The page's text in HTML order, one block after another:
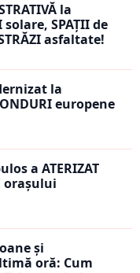
la
SPAȚII de
asfaltate!
la
europene
a ATERIZAT
orașului
și
oră: Cum